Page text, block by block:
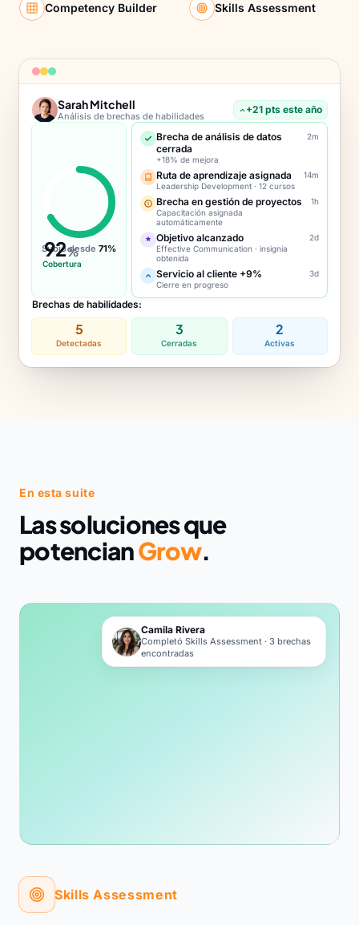
Competency Builder Skills Assessment
Sarah Mitchell
Análisis de brechas de habilidades
+21 pts este año
92%
Cobertura
Subió desde 71%
Brecha de análisis de datos
cerrada
+18% de mejora
2m
Ruta de aprendizaje asignada
Leadership Development · 12 cursos
14m
Brecha en gestión de proyectos
Capacitación asignada
automáticamente
1h
Objetivo alcanzado
Effective Communication · insignia
obtenida
2d
Servicio al cliente +9%
Cierre en progreso
3d
Brechas de habilidades:
5
Detectadas
3
Cerradas
2
Activas
En esta suite
Las soluciones que
potencianGrow.
Camila Rivera
Completó Skills Assessment · 3 brechas
encontradas
Skills Assessment